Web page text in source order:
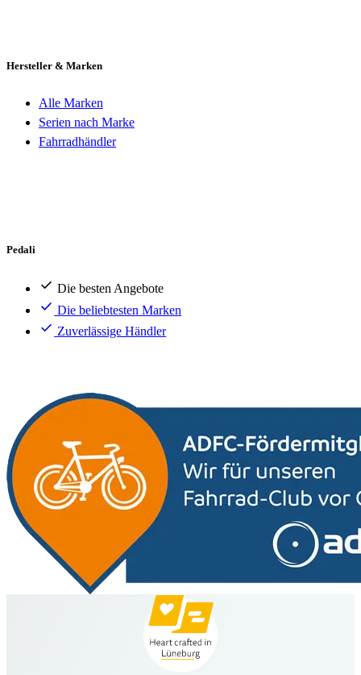
Hersteller & Marken
Alle Marken
Serien nach Marke
Fahrradhändler
Pedali
Die besten Angebote
Die beliebtesten Marken
Zuverlässige Händler